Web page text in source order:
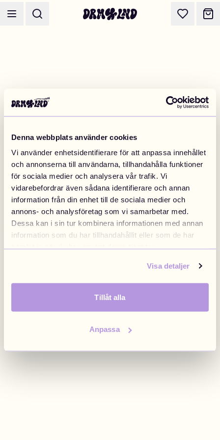
Denna webbplats använder cookies
Vi använder enhetsidentifierare för att anpassa innehållet
och annonserna till användarna, tillhandahålla funktioner
för sociala medier och analysera vår trafik. Vi
vidarebefordrar även sådana identifierare och annan
information från din enhet till de sociala medier och
annons- och analysföretag som vi samarbetar med.
Dessa kan i sin tur kombinera informationen med annan
information som du har tillhandahållit eller som de har
samlat in när du har använt deras tjänster.
Visa detaljer
Tillåt alla
Anpassa
Luo Asusteet
Puhelinkuoret, laukut, laptopit & muuta
Osta DRMZ®
Valitse ja yhdistele – satoja uniikkeja stick-ons
Suunnittele Koruja
Osta Charms
Tonneittain riipuksia. Löydä suosikkisi.
Kaikki tuotteet